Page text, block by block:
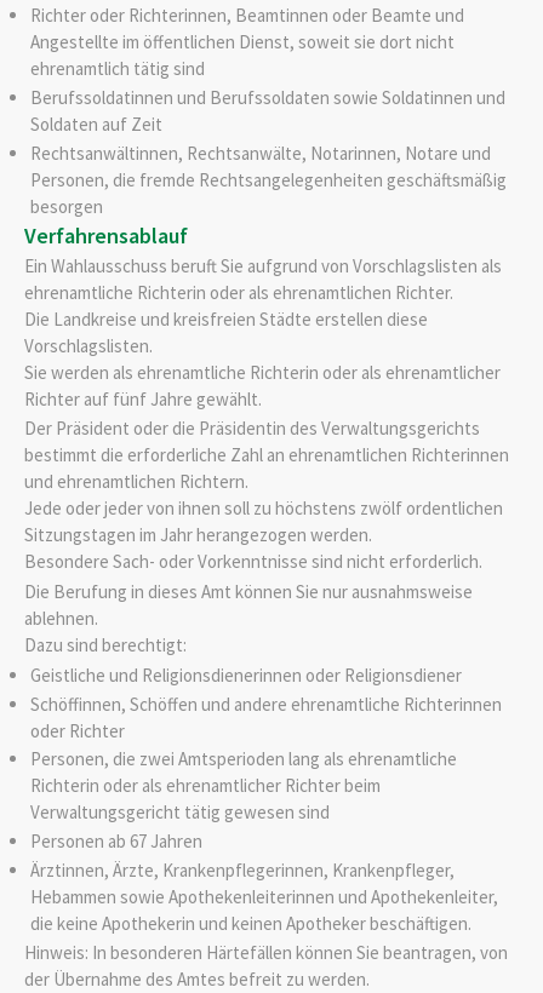
Richter oder Richterinnen, Beamtinnen oder Beamte und
Angestellte im öffentlichen Dienst, soweit sie dort nicht
ehrenamtlich tätig sind
Berufssoldatinnen und Berufssoldaten sowie Soldatinnen und
Soldaten auf Zeit
Rechtsanwältinnen, Rechtsanwälte, Notarinnen, Notare und
Personen, die fremde Rechtsangelegenheiten geschäftsmäßig
besorgen
Verfahrensablauf
Ein Wahlausschuss beruft Sie aufgrund von Vorschlagslisten als
ehrenamtliche Richterin oder als ehrenamtlichen Richter.
Die Landkreise und kreisfreien Städte erstellen diese
Vorschlagslisten.
Sie werden als ehrenamtliche Richterin oder als ehrenamtlicher
Richter auf fünf Jahre gewählt.
Der Präsident oder die Präsidentin des Verwaltungsgerichts
bestimmt die erforderliche Zahl an ehrenamtlichen Richterinnen
und ehrenamtlichen Richtern.
Jede oder jeder von ihnen soll zu höchstens zwölf ordentlichen
Sitzungstagen im Jahr herangezogen werden.
Besondere Sach- oder Vorkenntnisse sind nicht erforderlich.
Die Berufung in dieses Amt können Sie nur ausnahmsweise
ablehnen.
Dazu sind berechtigt:
Geistliche und Religionsdienerinnen oder Religionsdiener
Schöffinnen, Schöffen und andere ehrenamtliche Richterinnen
oder Richter
Personen, die zwei Amtsperioden lang als ehrenamtliche
Richterin oder als ehrenamtlicher Richter beim
Verwaltungsgericht tätig gewesen sind
Personen ab 67 Jahren
Ärztinnen, Ärzte, Krankenpflegerinnen, Krankenpfleger,
Hebammen sowie Apothekenleiterinnen und Apothekenleiter,
die keine Apothekerin und keinen Apotheker beschäftigen.
Hinweis: In besonderen Härtefällen können Sie beantragen, von
der Übernahme des Amtes befreit zu werden.